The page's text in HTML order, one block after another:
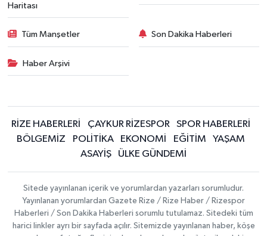
Haritası
Tüm Manşetler Son Dakika Haberleri
Haber Arşivi
RİZE HABERLERİ ÇAYKUR RİZESPOR
SPOR HABERLERİ
BÖLGEMİZ
POLİTİKA EKONOMİ EĞİTİM
YAŞAM
ASAYİŞ
ÜLKE GÜNDEMİ
Sitede yayınlanan içerik ve yorumlardan yazarları sorumludur.
Yayınlanan yorumlardan Gazete Rize / Rize Haber / Rizespor
Haberleri / Son Dakika Haberleri sorumlu tutulamaz. Sitedeki tüm
harici linkler ayrı bir sayfada açılır. Sitemizde yayınlanan haber, köşe